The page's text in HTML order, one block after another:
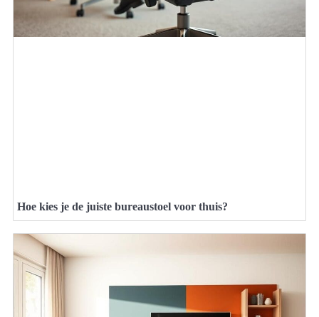
Hoe kies je de juiste bureaustoel voor thuis?